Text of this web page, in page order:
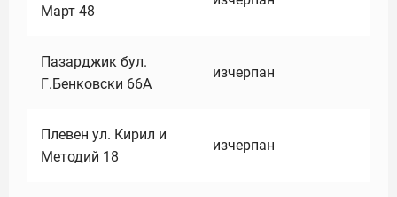
Март 48
Пазарджик бул.
Г.Бенковски 66А
изчерпан
Плевен ул. Кирил и
Методий 18
изчерпан